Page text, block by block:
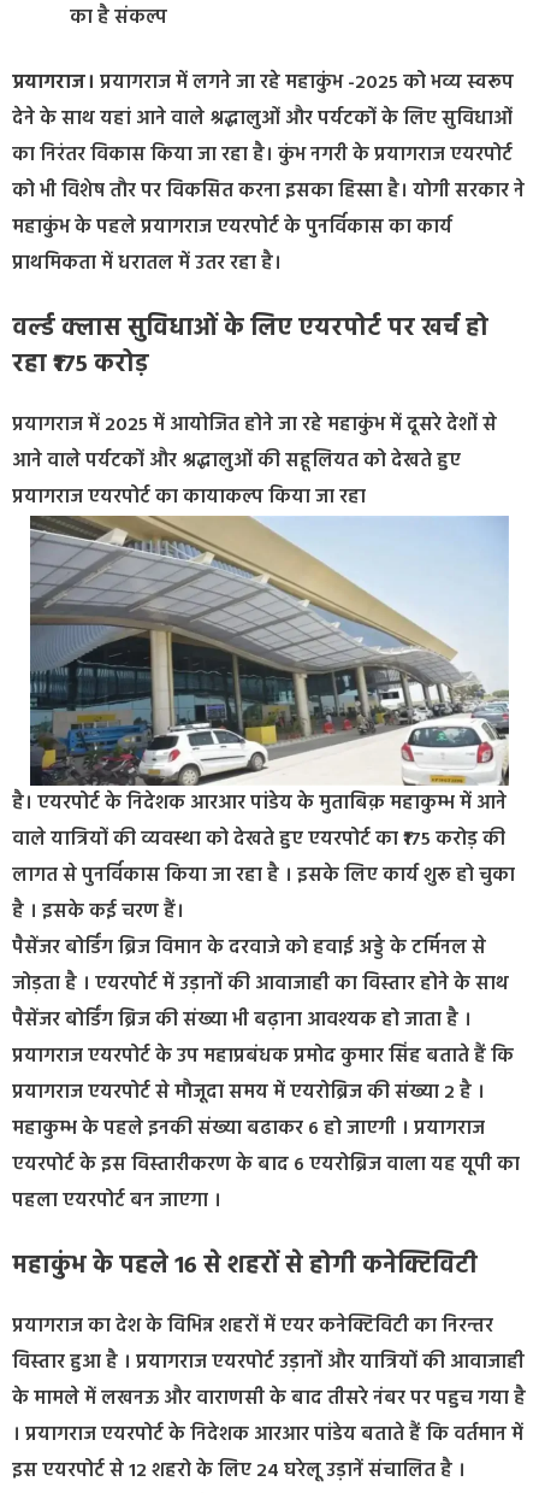
का है संकल्प
प्रयागराज। प्रयागराज में लगने जा रहे महाकुंभ -2025 को भव्य स्वरूप
देने के साथ यहां आने वाले श्रद्धालुओं और पर्यटकों के लिए सुविधाओं
का निरंतर विकास किया जा रहा है। कुंभ नगरी के प्रयागराज एयरपोर्ट
को भी विशेष तौर पर विकसित करना इसका हिस्सा है। योगी सरकार ने
महाकुंभ के पहले प्रयागराज एयरपोर्ट के पुनर्विकास का कार्य
प्राथमिकता में धरातल में उतर रहा है।
वर्ल्‍ड क्‍लास सुविधाओं के लिए एयरपोर्ट पर खर्च हो
रहा ₹175 करोड़
प्रयागराज में 2025 में आयोजित होने जा रहे महाकुंभ में दूसरे देशों से
आने वाले पर्यटकों और श्रद्धालुओं की सहूलियत को देखते हुए
प्रयागराज एयरपोर्ट का कायाकल्प किया जा रहा
है। एयरपोर्ट के निदेशक आरआर पांडेय के मुताबिक़ महाकुम्भ में आने
वाले यात्रियों की व्यवस्था को देखते हुए एयरपोर्ट का ₹175 करोड़ की
लागत से पुनर्विकास किया जा रहा है । इसके लिए कार्य शुरू हो चुका
है । इसके कई चरण हैं।
पैसेंजर बोर्डिंग ब्रिज विमान के दरवाजे को हवाई अड्डे के टर्मिनल से
जोड़ता है । एयरपोर्ट में उड़ानों की आवाजाही का विस्तार होने के साथ
पैसेंजर बोर्डिंग ब्रिज की संख्या भी बढ़ाना आवश्यक हो जाता है ।
प्रयागराज एयरपोर्ट के उप महाप्रबंधक प्रमोद कुमार सिंह बताते हैं कि
प्रयागराज एयरपोर्ट से मौजूदा समय में एयरोब्रिज की संख्या 2 है ।
महाकुम्भ के पहले इनकी संख्या बढाकर 6 हो जाएगी । प्रयागराज
एयरपोर्ट के इस विस्तारीकरण के बाद 6 एयरोब्रिज वाला यह यूपी का
पहला एयरपोर्ट बन जाएगा ।
महाकुंभ के पहले 16 से शहरों से होगी कनेक्टिविटी
प्रयागराज का देश के विभिन्न शहरों में एयर कनेक्टिविटी का निरन्तर
विस्तार हुआ है । प्रयागराज एयरपोर्ट उड़ानों और यात्रियों की आवाजाही
के मामले में लखनऊ और वाराणसी के बाद तीसरे नंबर पर पहुच गया है
। प्रयागराज एयरपोर्ट के निदेशक आरआर पांडेय बताते हैं कि वर्तमान में
इस एयरपोर्ट से 12 शहरो के लिए 24 घरेलू उड़ानें संचालित है ।